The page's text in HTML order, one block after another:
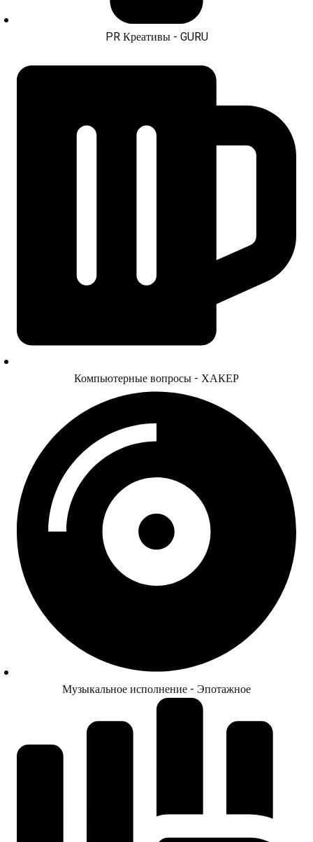
PR Креативы - GURU
Компьютерные вопросы - ХАКЕР
Музыкальное исполнение - Эпотажное